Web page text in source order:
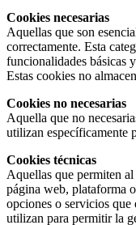
Cookies necesarias
Aquellas que son
correctamente. Esta
funcionalidades básicas
Estas cookies no
Cookies no necesarias
Aquella que no
utilizan específicamente
Cookies técnicas
Aquellas que permiten
página web, plataforma
opciones o servicios que
utilizan para permitir la